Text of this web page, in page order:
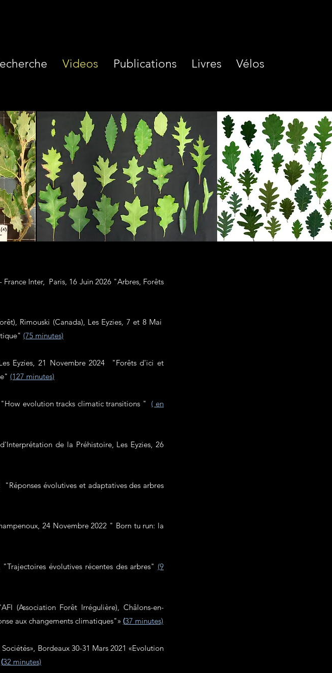
Videos Publications Livres Vélos
Inter, Paris, 16 Juin 2026 "Arbres, Forêts
Rimouski (Canada), Les Eyzies, 7 et 8 Mai
(75 minutes)
Eyzies, 21 Novembre 2024 "Forêts d'ici et
(127 minutes)
"How evolution tracks climatic transitions " ( en
de la Préhistoire, Les Eyzies, 26
évolutives et adaptatives des arbres
24 Novembre 2022 " Born tu run: la
évolutives récentes des arbres" (9
(Association Forêt Irrégulière), Châlons-en-
aux changements climatiques"» (37 minutes)
Bordeaux 30-31 Mars 2021 «Evolution
(32 minutes)